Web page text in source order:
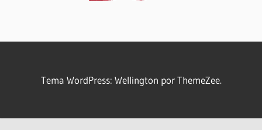
Tema WordPress: Wellington por ThemeZee.